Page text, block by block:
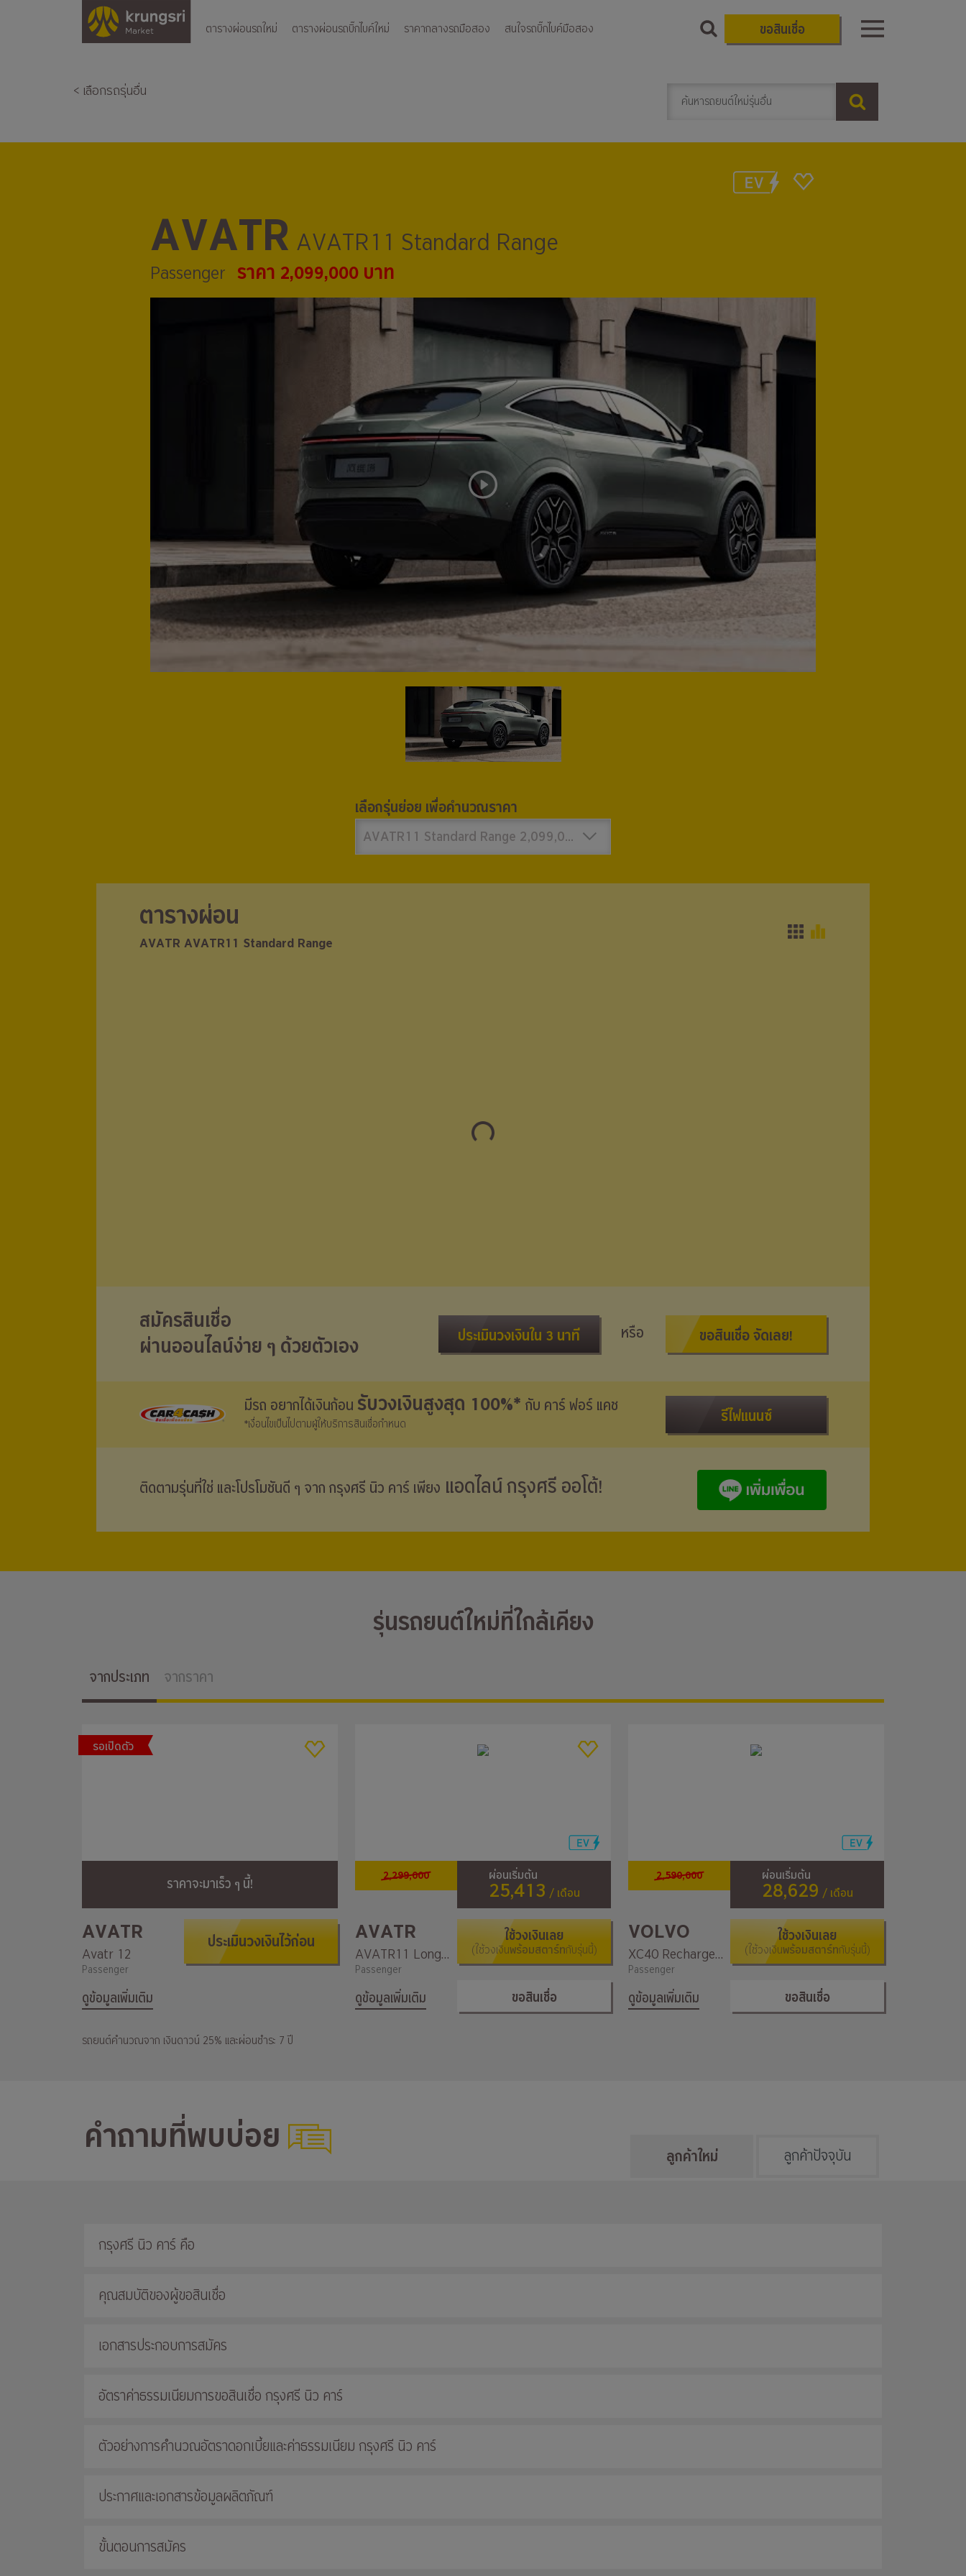
ตารางผ่อนรถใหม่ ตารางผ่อนรถบิ๊กไบค์ใหม่ ราคากลางรถมือสอง สนใจรถบิ๊กไบค์มือสอง ขอสินเชื่อ
< เลือกรถรุ่นอื่น
AVATR AVATR11 Standard Range
Passenger ราคา 2,099,000 บาท
เลือกรุ่นย่อย เพื่อคำนวณราคา
AVATR11 Standard Range 2,099,000 บาท
ตารางผ่อน
AVATR AVATR11 Standard Range
ตารางผ่อน
AVATR AVATR11 Standard Range
สมัครสินเชื่อ
ผ่านออนไลน์ง่าย ๆ ด้วยตัวเอง
ประเมินวงเงินใน 3 นาที หรือ ขอสินเชื่อ จัดเลย!
มีรถ อยากได้เงินก้อน รับวงเงินสูงสุด 100%* กับ คาร์ ฟอร์ แคช
*เงื่อนไขเป็นไปตามผู้ให้บริการสินเชื่อกำหนด รีไฟแนนซ์
ติดตามรุ่นที่ใช่ และโปรโมชันดี ๆ จาก กรุงศรี นิว คาร์ เพียง แอดไลน์ กรุงศรี ออโต้!
รุ่นรถยนต์ใหม่ที่ใกล้เคียง
จากประเภท จากราคา
รอเปิดตัว
ราคาจะมาเร็ว ๆ นี้!
AVATR
Avatr 12
Passenger
ดูข้อมูลเพิ่มเติม
ประเมินวงเงินไว้ก่อน
2,299,000 ผ่อนเริ่มต้น
25,413 / เดือน
AVATR
AVATR11 Long Range
Passenger
ดูข้อมูลเพิ่มเติม
ใช้วงเงินเลย
(ใช้วงเงินพร้อมสตาร์ทกับรุ่นนี้)
ขอสินเชื่อ
2,590,000 ผ่อนเริ่มต้น
28,629 / เดือน
VOLVO
XC40 Recharge Pure Electric
Passenger
ดูข้อมูลเพิ่มเติม
ใช้วงเงินเลย
(ใช้วงเงินพร้อมสตาร์ทกับรุ่นนี้)
ขอสินเชื่อ
รถยนต์คำนวณจาก เงินดาวน์ 25% และผ่อนชำระ 7 ปี
คำถามที่พบบ่อย ลูกค้าใหม่ ลูกค้าปัจจุบัน
กรุงศรี นิว คาร์ คือ
คุณสมบัติของผู้ขอสินเชื่อ
เอกสารประกอบการสมัคร
อัตราค่าธรรมเนียมการขอสินเชื่อ กรุงศรี นิว คาร์
ตัวอย่างการคำนวณอัตราดอกเบี้ยและค่าธรรมเนียม กรุงศรี นิว คาร์
ประกาศและเอกสารข้อมูลผลิตภัณฑ์
ขั้นตอนการสมัคร